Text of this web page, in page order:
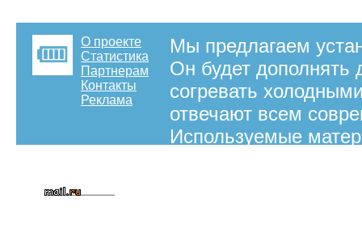
О проекте
Статистика
Партнерам
Контакты
Реклама
Мы предлагаем
Он будет дополнять
согревать
отвечают всем
Используемые